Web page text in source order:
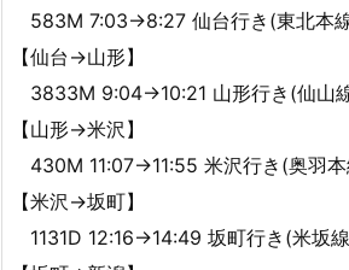
583M 7:03→8:27 仙台行き(東北本
【仙台→山形】
3833M 9:04→10:21 山形行き(仙山
【山形→米沢】
430M 11:07→11:55 米沢行き(奥羽本
【米沢→坂町】
1131D 12:16→14:49 坂町行き(米坂